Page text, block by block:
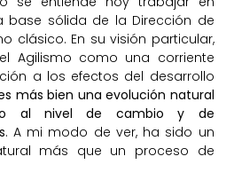
base sólida de la Dirección de
clásico. En su visión particular,
Agilismo como una corriente
a los efectos del desarrollo
más bien una evolución natural
al nivel de cambio y de
. A mi modo de ver, ha sido un
más que un proceso de